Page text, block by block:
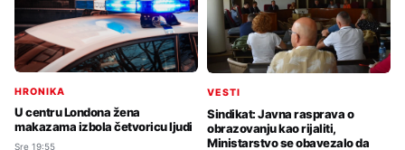
HRONIKA
U centru Londona žena
makazama izbola četvoricu ljudi
Sre 19:55
VESTI
Sindikat: Javna rasprava o
obrazovanju kao rijaliti,
Ministarstvo se obavezalo da